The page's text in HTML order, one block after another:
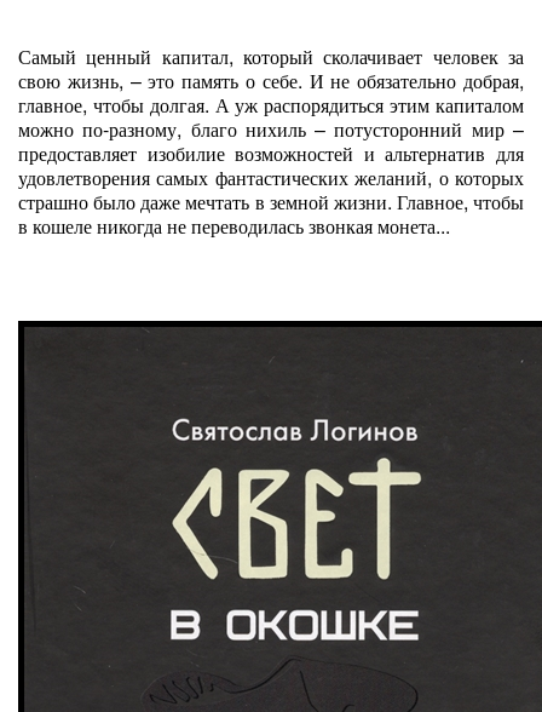
Самый ценный капитал, который сколачивает человек за
свою жизнь, – это память о себе. И не обязательно добрая,
главное, чтобы долгая. А уж распорядиться этим капиталом
можно по-разному, благо нихиль – потусторонний мир –
предоставляет изобилие возможностей и альтернатив для
удовлетворения самых фантастических желаний, о которых
страшно было даже мечтать в земной жизни. Главное, чтобы
в кошеле никогда не переводилась звонкая монета...